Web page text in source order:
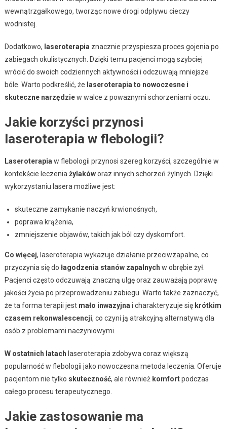
wewnątrzgałkowego, tworząc nowe drogi odpływu cieczy
wodnistej.
Dodatkowo, laseroterapia znacznie przyspiesza proces gojenia po
zabiegach okulistycznych. Dzięki temu pacjenci mogą szybciej
wrócić do swoich codziennych aktywności i odczuwają mniejsze
bóle. Warto podkreślić, że laseroterapia to nowoczesne i
skuteczne narzędziew walce z poważnymi schorzeniami oczu.
Jakie korzyści przynosi
laseroterapia w flebologii?
Laseroterapia w flebologii przynosi szereg korzyści, szczególnie w
kontekście leczenia żylakóworaz innych schorzeń żylnych. Dzięki
wykorzystaniu lasera możliwe jest:
skuteczne zamykanie naczyń krwionośnych,
poprawa krążenia,
zmniejszenie objawów, takich jak ból czy dyskomfort.
Co więcej, laseroterapia wykazuje działanie przeciwzapalne, co
przyczynia się do łagodzenia stanów zapalnych w obrębie żył.
Pacjenci często odczuwają znaczną ulgę oraz zauważają poprawę
jakości życia po przeprowadzeniu zabiegu. Warto także zaznaczyć,
że ta forma terapii jest mało inwazyjna i charakteryzuje się krótkim
czasem rekonwalescencji, co czyni ją atrakcyjną alternatywą dla
osób z problemami naczyniowymi.
W ostatnich latach laseroterapia zdobywa coraz większą
popularność w flebologii jako nowoczesna metoda leczenia. Oferuje
pacjentom nie tylko skuteczność, ale również komfortpodczas
całego procesu terapeutycznego.
Jakie zastosowanie ma